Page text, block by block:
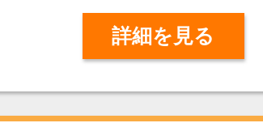
詳細を見る